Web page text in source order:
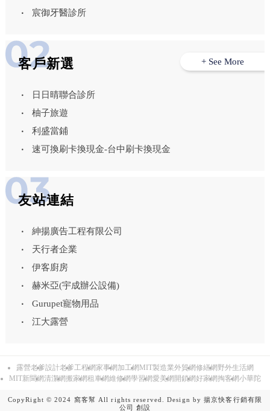
宸御牙醫診所
客戶新選
日日晴聯合診所
柚子旅遊
利盛當鋪
速可換刷卡換現金-台中刷卡換現金
+ See More
友站連結
紳揚廣告工程有限公司
天行者企業
伊客廚房
赫米亞(宇成辦公設備)
Gurupet寵物用品
江大露營
露營老爹設計老爹工程網家事網 加工網 MIT製造業外貿網修繕網 野外生活網
MIT新聞網清潔網搬家網租車網維修網學習網愛美網 開鎖網好家網掏客網小華陀
CopyRight © 2024 窩客幫 All rights reserved. Design by揚京快客行銷有限
公司
創設